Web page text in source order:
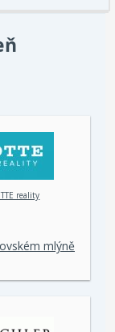
reality
mlýně